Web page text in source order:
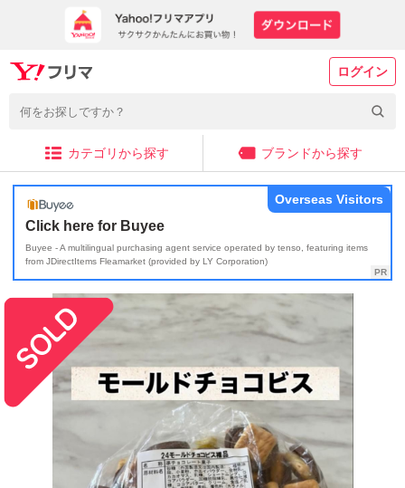
ログイン
カテゴリから探す ブランドから探す
Click here for Buyee
Buyee - A multilingual purchasing agent service operated by tenso, featuring items
from JDirectItems Fleamarket (provided by LY Corporation)
Overseas Visitors